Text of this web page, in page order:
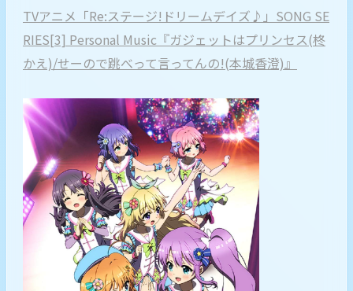
TVアニメ「Re:ステージ!ドリームデイズ♪」SONG SE
RIES[3] Personal Music『ガジェットはプリンセス(柊
かえ)/せーので跳べって言ってんの!(本城香澄)』